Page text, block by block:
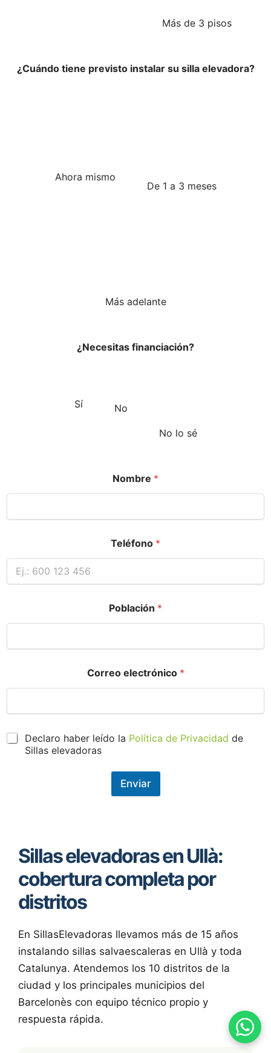
Más de 3 pisos
¿Cuándo tiene previsto instalar su silla elevadora?
Ahora mismo
De 1 a 3 meses
Más adelante
¿Necesitas financiación?
Sí No
No lo sé
Nombre *
Teléfono *
Población *
Correo electrónico *
P
Declaro haber leído la Política de Privacidad de
Sillas elevadoras
Enviar
Sillas elevadoras en Ullà:
cobertura completa por
distritos
En SillasElevadoras llevamos más de 15 años
instalando sillas salvaescaleras en Ullà y toda
Catalunya. Atendemos los 10 distritos de la
ciudad y los principales municipios del
Barcelonès con equipo técnico propio y
respuesta rápida.